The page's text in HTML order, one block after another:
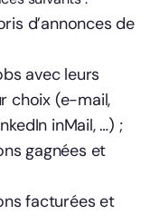
d’annonces de
avec leurs
choix (e-mail,
inMail, …) ;
gagnées et
facturées et